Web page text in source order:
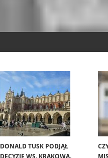
DONALD TUSK PODJĄŁ